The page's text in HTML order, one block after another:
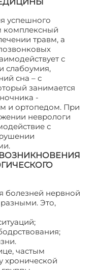
успешного
комплексный
травм, а
с
слабоумия,
сна – с
занимается
-
и ортопедом. При
неврологи
с
болезней нервной
Это,
частым
хронической